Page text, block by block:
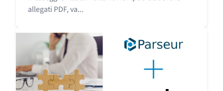
allegati PDF, va...